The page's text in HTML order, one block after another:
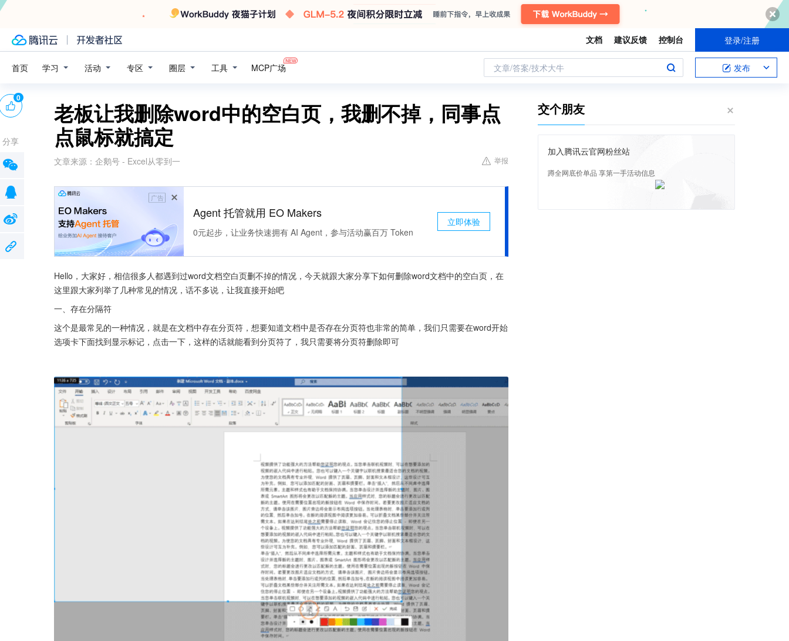
文档 建议反馈 控制台 登录/注册
首页 学习 活动 专区 圈层 工具 MCP广场 文章/答案/技术大牛 发布
老板让我删除word中的空白页，我删不掉，同事点
点鼠标就搞定
文章来源： 企鹅号 - Excel从零到一 举报
广告
Agent 托管就用 EO Makers
0元起步，让业务快速拥有 AI Agent，参与活动赢百万 Token
立即体验
Hello，大家好，相信很多人都遇到过word文档空白页删不掉的情况，今天就跟大家分享下如何删除word文档中的空白页，在
这里跟大家列举了几种常见的情况，话不多说，让我直接开始吧
一、存在分隔符
这个是最常见的一种情况，就是在文档中存在分页符，想要知道文档中是否存在分页符也非常的简单，我们只需要在word开始
选项卡下面找到显示标记，点击一下，这样的话就能看到分页符了，我只需要将分页符删除即可
0
分享
交个朋友
加入腾讯云官网粉丝站
蹲全网底价单品 享第一手活动信息